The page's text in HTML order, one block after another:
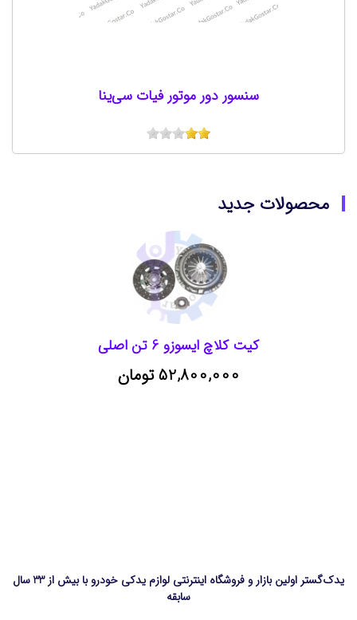
سنسور دور موتور فیات سی‌ینا
محصولات جدید
کیت کلاچ ایسوزو 6 تن اصلی
52,800,000 تومان
یدک‌گستر اولین بازار و فروشگاه اینترنتی لوازم یدکی خودرو با بیش از 33 سال
سابقه